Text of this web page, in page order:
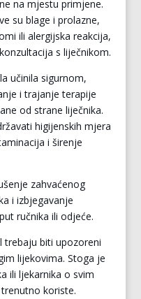
na mjestu primjene.
su blage i prolazne,
ili alergijska reakcija,
s liječnikom.
učinila sigurnom,
i trajanje terapije
od strane liječnika.
higijenskih mjera
i širenje
zahvaćenog
i izbjegavanje
ručnika ili odjeće.
trebaju biti upozoreni
lijekovima. Stoga je
ili ljekarnika o svim
koriste.